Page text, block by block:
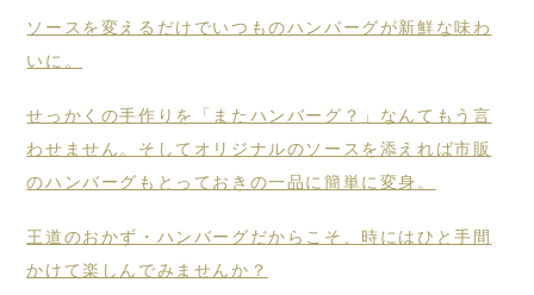
ソースを変えるだけでいつものハンバーグが新鮮な味わ
いに。
せっかくの手作りを「またハンバーグ？」なんてもう言
わせません。そしてオリジナルのソースを添えれば市販
のハンバーグもとっておきの一品に簡単に変身。
王道のおかず・ハンバーグだからこそ、時にはひと手間
かけて楽しんでみませんか？